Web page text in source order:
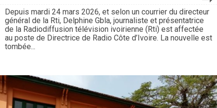
Depuis mardi 24 mars 2026, et selon un courrier du directeur
général de la Rti, Delphine Gbla, journaliste et présentatrice
de la Radiodiffusion télévision ivoirienne (Rti) est affectée
au poste de Directrice de Radio Côte d’Ivoire. La nouvelle est
tombée...